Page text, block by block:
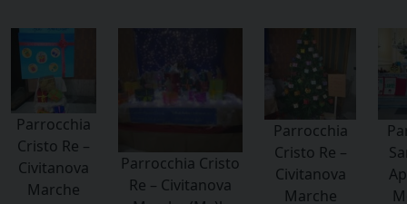
Parrocchia
Cristo Re –
Civitanova
Marche
Parrocchia Cristo
Re – Civitanova
Parrocchia
Cristo Re –
Civitanova
Marche